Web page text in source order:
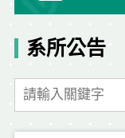
系所公告